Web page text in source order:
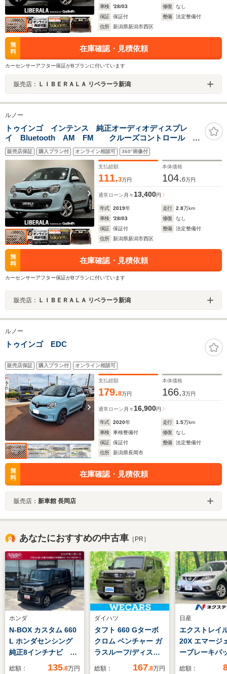
車検
'28/03 修復
なし
保証
保証付 整備
法定整備付
住所
新潟県新潟市西区
無
料
在庫確認・見積依頼
カーセンサーアフター保証がBプランに付いています
販売店： ＬＩＢＥＲＡＬＡ リベラーラ新潟
ルノー
トゥインゴ インテンス 純正オーディオディスプレ
イ Bluetooth AM FM クルーズコントロール レ
ーンアシスト アイドリングストップ コーナリングラ
イト フロントフォグランプ リアフォグランプ スペ
アキー 純正15インチAW
販売店保証 購入プラン付 オンライン相談可 360°画像付
支払総額
111.3万円
本体価格
104.6万円
通常ローン 月々13,400円
年式 2019年 走行 2.8万km
車検
'28/03 修復
なし
保証
保証付 整備
法定整備付
住所
新潟県新潟市西区
無
料
在庫確認・見積依頼
カーセンサーアフター保証がBプランに付いています
販売店： ＬＩＢＥＲＡＬＡ リベラーラ新潟
ルノー
トゥインゴ EDC
販売店保証 購入プラン付 オンライン相談可
支払総額
179.8万円
本体価格
166.3万円
通常ローン 月々 16,900円
年式 2020年 走行 1.5万km
車検
車検整備付 修復
なし
保証
保証付 整備
法定整備付
住所
新潟県長岡市
無
料
在庫確認・見積依頼
販売店： 新車館 長岡店
あなたにおすすめの中古車 ［PR］
ホンダ
N-BOX カスタム 660
L ホンダセンシング
純正8インチナビ 地
デジ Bluetooh バ
総額： 135.8万円
ダイハツ
タフト 660 Gターボ
クロム ベンチャー ガ
ラスルーフ/ディスプ
レイオーディオ9イン
総額： 167.8万円
日産
エクストレイ
20X エマージ
ーブレーキパ
2列車 4WD
総額：